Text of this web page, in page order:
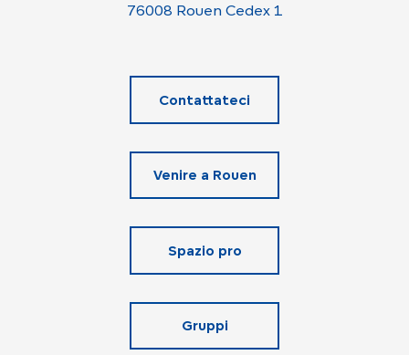
76008 Rouen Cedex 1
Contattateci
Venire a Rouen
Spazio pro
Gruppi